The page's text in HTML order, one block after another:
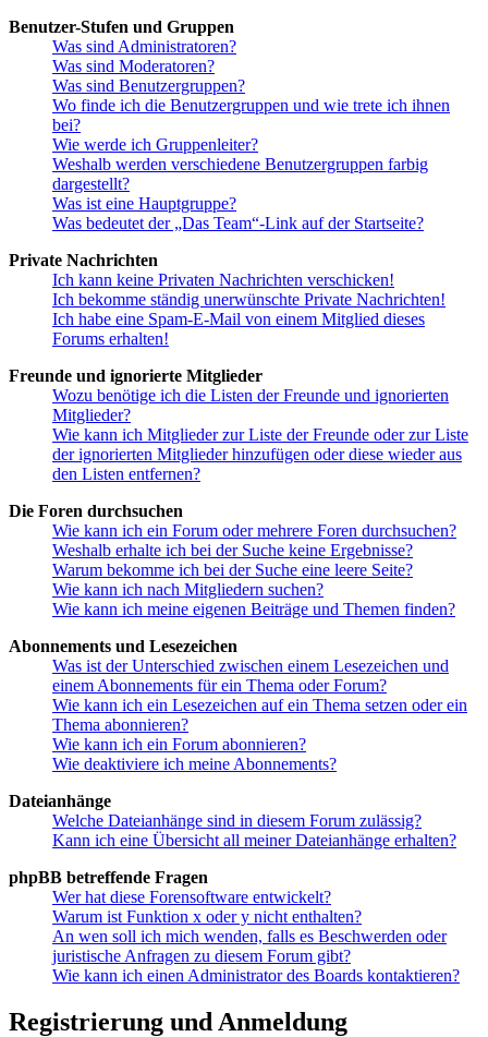
Benutzer-Stufen und Gruppen
Was sind Administratoren?
Was sind Moderatoren?
Was sind Benutzergruppen?
Wo finde ich die Benutzergruppen und wie trete ich ihnen
bei?
Wie werde ich Gruppenleiter?
Weshalb werden verschiedene Benutzergruppen farbig
dargestellt?
Was ist eine Hauptgruppe?
Was bedeutet der „Das Team“-Link auf der Startseite?
Private Nachrichten
Ich kann keine Privaten Nachrichten verschicken!
Ich bekomme ständig unerwünschte Private Nachrichten!
Ich habe eine Spam-E-Mail von einem Mitglied dieses
Forums erhalten!
Freunde und ignorierte Mitglieder
Wozu benötige ich die Listen der Freunde und ignorierten
Mitglieder?
Wie kann ich Mitglieder zur Liste der Freunde oder zur Liste
der ignorierten Mitglieder hinzufügen oder diese wieder aus
den Listen entfernen?
Die Foren durchsuchen
Wie kann ich ein Forum oder mehrere Foren durchsuchen?
Weshalb erhalte ich bei der Suche keine Ergebnisse?
Warum bekomme ich bei der Suche eine leere Seite?
Wie kann ich nach Mitgliedern suchen?
Wie kann ich meine eigenen Beiträge und Themen finden?
Abonnements und Lesezeichen
Was ist der Unterschied zwischen einem Lesezeichen und
einem Abonnements für ein Thema oder Forum?
Wie kann ich ein Lesezeichen auf ein Thema setzen oder ein
Thema abonnieren?
Wie kann ich ein Forum abonnieren?
Wie deaktiviere ich meine Abonnements?
Dateianhänge
Welche Dateianhänge sind in diesem Forum zulässig?
Kann ich eine Übersicht all meiner Dateianhänge erhalten?
phpBB betreffende Fragen
Wer hat diese Forensoftware entwickelt?
Warum ist Funktion x oder y nicht enthalten?
An wen soll ich mich wenden, falls es Beschwerden oder
juristische Anfragen zu diesem Forum gibt?
Wie kann ich einen Administrator des Boards kontaktieren?
Registrierung und Anmeldung